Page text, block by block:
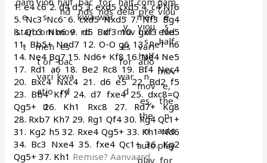
1.e4 c6 2.d4 d5 3.exd5 cxd5 4.c4 Nf6
5.Nc3 Nc6 6.cxd5 Nxd5 7.Nf3 Bg4
8.Qb3 Nb6 9.d5 Bxf3 10. gxf3 Ne5
11. Bb5+ Ned7 12. O-O g6 13.Re1 h6
14. Ne4 Bg7 15. Nd6+ Kf8 16.Ne4 Ne5
17. Rd1 a6 18. Be2 Rc8 19. Bf4 Nec4
20. Bxc4 Nxc4 21.d6 e5 22.Bd2 f5
23. Bb4 Kf7 24.d7 fxe4 25.dxc8=Q
Qg5+
26. Kh1 Rxc8 27. Rd7+
Kg8
28. Rxb7 Kh7 29. Rg1 Qf4 30. Rg4 Qc1+
31. Kg2 h5 32. Rxe4 Qg5+ 33. Kh1 Nd6
34. Bc3 Nxe4 35. fxe4 Qc1+ 36.Kg2
Qg5+ 37. Kh1 Remise? Aanvaard